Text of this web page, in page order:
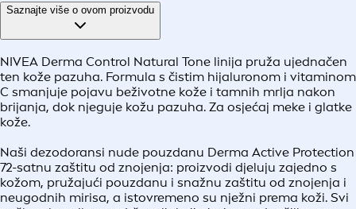
Saznajte više o ovom proizvodu
NIVEA Derma Control Natural Tone linija pruža ujednačen
ten kože pazuha. Formula s čistim hijaluronom i vitaminom
C smanjuje pojavu beživotne kože i tamnih mrlja nakon
brijanja, dok njeguje kožu pazuha. Za osjećaj meke i glatke
kože.
Naši dezodoransi nude pouzdanu Derma Active Protection
72-satnu zaštitu od znojenja: proizvodi djeluju zajedno s
kožom, pružajući pouzdanu i snažnu zaštitu od znojenja i
neugodnih mirisa, a istovremeno su nježni prema koži. Svi